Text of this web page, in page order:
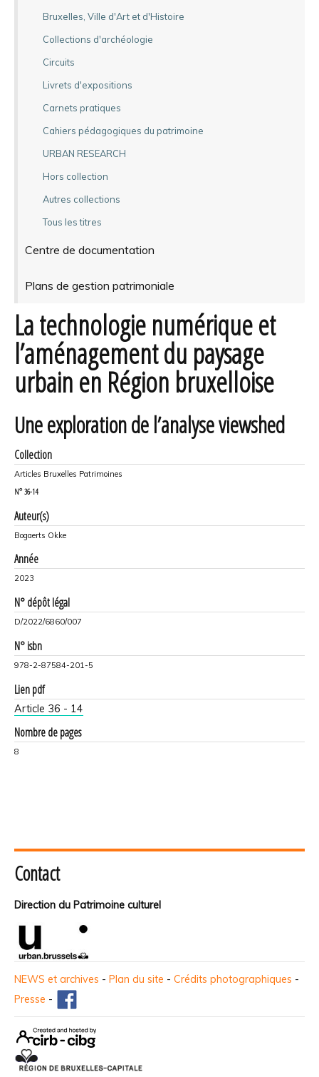
Bruxelles, Ville d'Art et d'Histoire
Collections d'archéologie
Circuits
Livrets d'expositions
Carnets pratiques
Cahiers pédagogiques du patrimoine
URBAN RESEARCH
Hors collection
Autres collections
Tous les titres
Centre de documentation
Plans de gestion patrimoniale
La technologie numérique et
l’aménagement du paysage
urbain en Région bruxelloise
Une exploration de l’analyse viewshed
Collection
Articles Bruxelles Patrimoines
N° 36-14
Auteur(s)
Bogaerts Okke
Année
2023
N° dépôt légal
D/2022/6860/007
N° isbn
978-2-87584-201-5
Lien pdf
Article 36 - 14
Nombre de pages
8
Contact
Direction du Patrimoine culturel
NEWS et archives - Plan du site - Crédits photographiques -
Presse -